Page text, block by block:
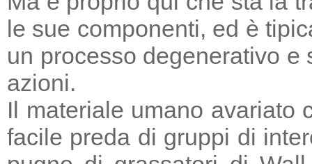
le sue componenti, ed è
un processo degenerativo
azioni.
Il materiale umano avariato
facile preda di gruppi di